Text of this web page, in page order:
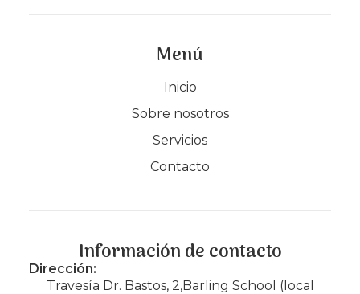
Menú
Inicio
Sobre nosotros
Servicios
Contacto
Información de contacto
Dirección:
Travesía Dr. Bastos, 2,Barling School (local